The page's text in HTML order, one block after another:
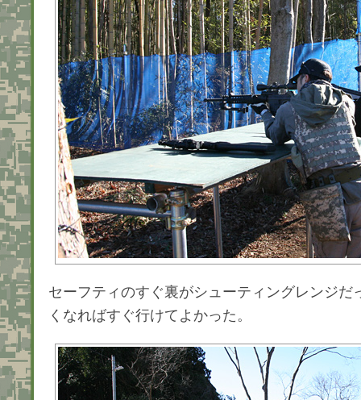
セーフティのすぐ裏がシューティングレンジだ
くなればすぐ行けてよかった。